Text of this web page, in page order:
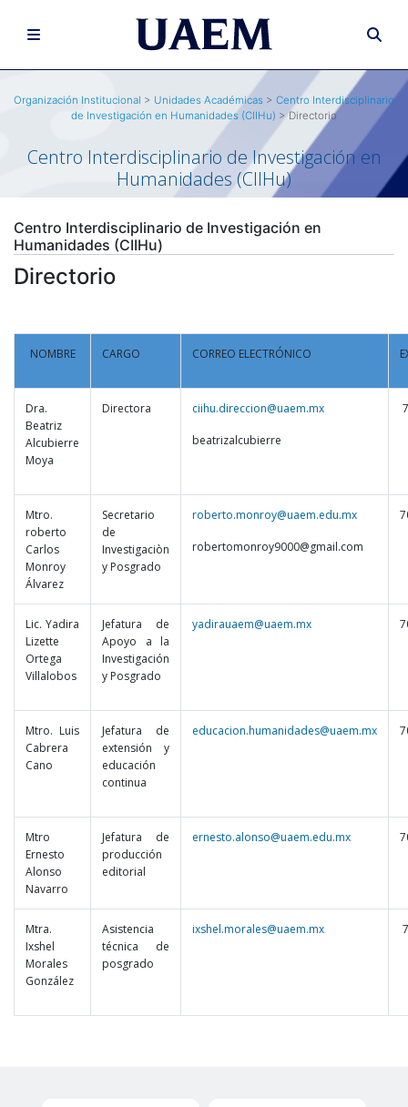
Organización Institucional > Unidades Académicas > Centro Interdisciplinario
de Investigación en Humanidades (CIIHu) > Directorio
Centro Interdisciplinario de Investigación en
Humanidades (CIIHu)
Centro Interdisciplinario de Investigación en
Humanidades (CIIHu)
Directorio
NOMBRE CARGO CORREO ELECTRÓNICO
Dra.
Beatriz
Alcubierre
Moya
Directora ciihu.direccion@uaem.mx
beatrizalcubierre
Mtro.
roberto
Carlos
Monroy
Álvarez
Secretario
de
Investigaciòn
y Posgrado
roberto.monroy@uaem.edu.mx
robertomonroy9000@gmail.com
Lic. Yadira
Lizette
Ortega
Villalobos
Jefatura de
Apoyo a la
Investigación
y Posgrado
yadirauaem@uaem.mx
Mtro. Luis
Cabrera
Cano
Jefatura de
extensión y
educación
continua
educacion.humanidades@uaem.mx
Mtro
Ernesto
Alonso
Navarro
Jefatura de
producción
editorial
ernesto.alonso@uaem.edu.mx
Mtra.
Ixshel
Morales
González
Asistencia
técnica de
posgrado
ixshel.morales@uaem.mx